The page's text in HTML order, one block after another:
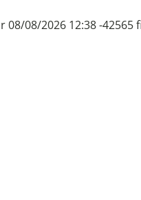
08/08/2026 12:38 -42565